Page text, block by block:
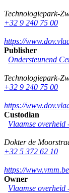
Technologiepark-
+32 9 240 75 00
https://
Publisher
Ondersteunend
Technologiepark-
+32 9 240 75 00
https://
Custodian
Vlaamse
Dokter de
+32 5 372 62 10
https://www.vmm.be
Owner
Vlaamse